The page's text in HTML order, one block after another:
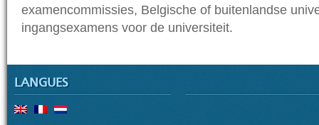
examencommissies, Belgische of buitenlandse
ingangsexamens voor de universiteit.
LANGUES